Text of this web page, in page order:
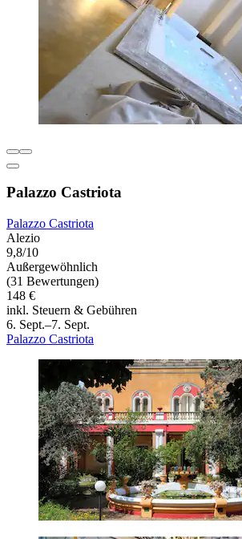
Palazzo Castriota
Palazzo Castriota
Alezio
9,8/10
Außergewöhnlich
(31 Bewertungen)
148 €
inkl. Steuern & Gebühren
6. Sept.–7. Sept.
Palazzo Castriota